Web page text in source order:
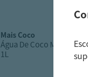
mais coco
Água De Coco Mais Coco
1L